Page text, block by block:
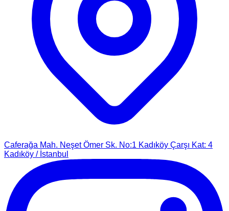
Caferağa Mah. Neşet Ömer Sk. No:1 Kadıköy Çarşı Kat: 4
Kadıköy / İstanbul